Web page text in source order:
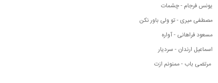
یونس فرجام - چشمات
مصطفی میری - تو ولی باور نکن
مسعود فراهانی - آواره
اسماعیل ارندان - سردیار
مرتضی باب - ممنونم ازت